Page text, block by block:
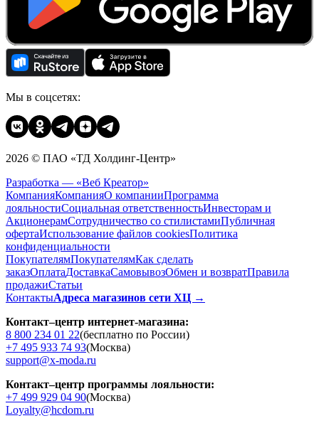
Мы в соцсетях:
2026 © ПАО «ТД Холдинг-Центр»
Разработка — «Веб Креатор»
КомпанияКомпанияО компанииПрограмма
лояльностиСоциальная ответственностьИнвесторам и
АкционерамСотрудничество со стилистамиПубличная
офертаИспользование файлов cookiesПолитика
конфиденциальности
ПокупателямПокупателямКак сделать
заказОплатаДоставкаCамовывозОбмен и возвратПравила
продажиСтатьи
КонтактыАдреса магазинов сети ХЦ →
Контакт–центр интернет-магазина:
8 800 234 01 22(бесплатно по России)
+7 495 933 74 93(Москва)
support@x-moda.ru
Контакт–центр программы лояльности:
+7 499 929 04 90(Москва)
Loyalty@hcdom.ru